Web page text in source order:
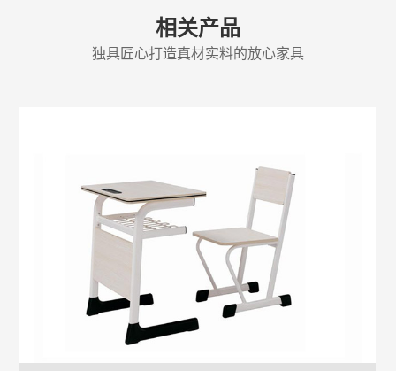
相关产品
独具匠心打造真材实料的放心家具